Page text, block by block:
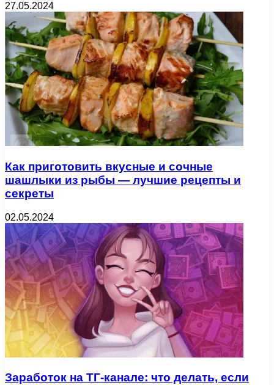
27.05.2024
Как приготовить вкусные и сочные
шашлыки из рыбы — лучшие рецепты и
секреты
02.05.2024
Заработок на ТГ-канале: что делать, если